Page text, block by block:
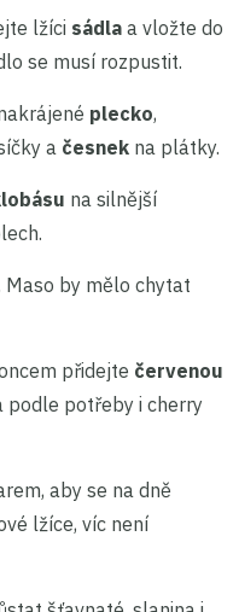
lžíci sádla a vložte do
se musí rozpustit.
plecko,
a česnek na plátky.
na silnější
by mělo chytat
přidejte červenou
podle potřeby i cherry
aby se na dně
lžíce, víc není